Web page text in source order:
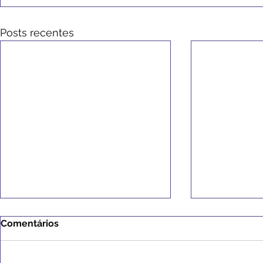
Posts recentes
Comentários